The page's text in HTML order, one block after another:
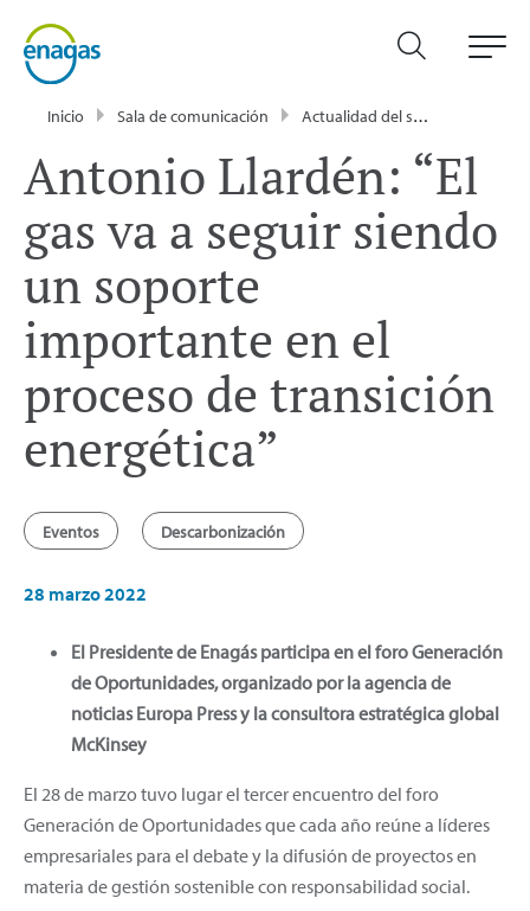
Inicio Sala de comunicación Actualidad del sector energético - Enagás
Antonio Llardén: “El
gas va a seguir siendo
un soporte
importante en el
proceso de transición
energética”
Eventos Descarbonización
28 marzo 2022
El Presidente de Enagás participa en el foro Generación
de Oportunidades, organizado por la agencia de
noticias Europa Press y la consultora estratégica global
McKinsey
El 28 de marzo tuvo lugar el tercer encuentro del foro
Generación de Oportunidades que cada año reúne a líderes
empresariales para el debate y la difusión de proyectos en
materia de gestión sostenible con responsabilidad social.